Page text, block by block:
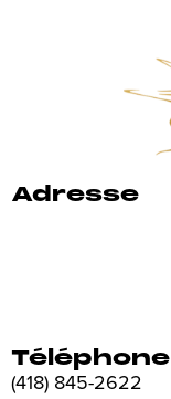
Adresse
Téléphone
(418) 845-2622